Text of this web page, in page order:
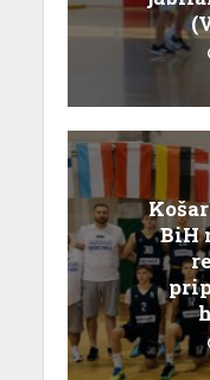
BiH